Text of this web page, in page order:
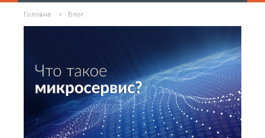
Головна > Блог
ЧИТАТИ ДЕТАЛЬНІШЕ